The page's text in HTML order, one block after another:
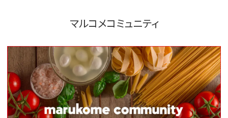
マルコメコミュニティ